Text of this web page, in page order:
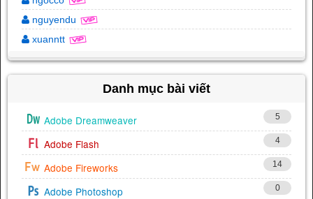
nguyendu
xuanntt
Danh mục bài viết
Adobe Dreamweaver 5
Adobe Flash 4
Adobe Fireworks 14
Adobe Photoshop 0